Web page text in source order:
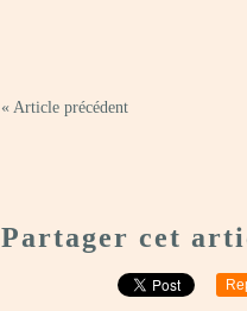
« Article précédent
Partager cet